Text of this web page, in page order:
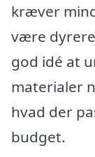
kræver
være
god idé at
materialer
hvad der
budget.